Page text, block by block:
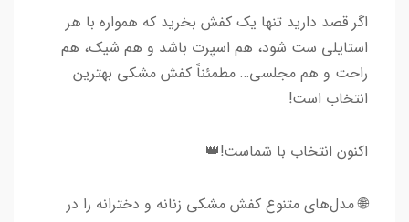
اگر قصد دارید تنها یک کفش بخرید که همواره با هر
استایلی ست شود، هم اسپرت باشد و هم شیک، هم
راحت و هم مجلسی… مطمئناً کفش مشکی بهترین
انتخاب است!
اکنون انتخاب با شماست!👑
🌐 مدل‌های متنوع کفش مشکی زنانه و دخترانه را در